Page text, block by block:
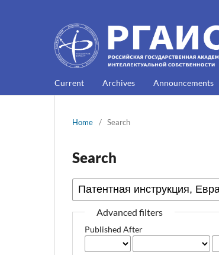
Current Archives Announcements
Home / Search
Search
Advanced filters
Published After